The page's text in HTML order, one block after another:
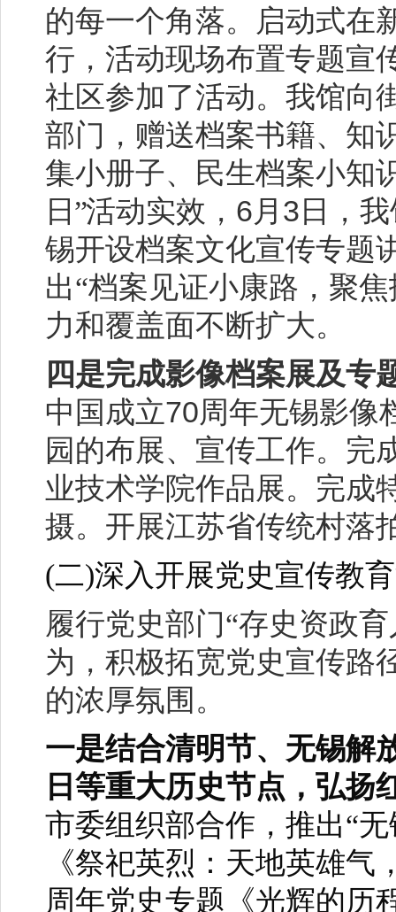
的每一个角落。启动式在
行，活动现场布置专题宣
社区参加了活动。我馆向
部门，赠送档案书籍、知
集小册子、民生档案小知
日”活动实效， 6月 3 日，
锡开设档案文化宣传专题
出“档案见证小康路，聚
力和覆盖面不断扩大。
四是完成影像档案展及专
中国成立70周年无锡影像
园的布展、宣传工作。完
业技术学院作品展。完成
摄。开展江苏省传统村落
(二)深入开展党史宣传教
履行党史部门“存史资政
为，积极拓宽党史宣传路
的浓厚氛围。
一是结合清明节、无锡解
日等重大历史节点，弘扬
市委组织部合作，推出“
《祭祀英烈：天地英雄
周年党史专题《光辉的历